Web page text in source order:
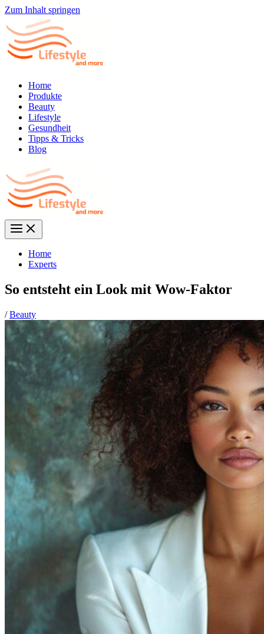
Zum Inhalt springen
Home
Produkte
Beauty
Lifestyle
Gesundheit
Tipps & Tricks
Blog
Home
Experts
So entsteht ein Look mit Wow-Faktor
/Beauty